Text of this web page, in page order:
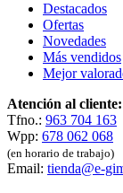
Destacados
Ofertas
Novedades
Más vendidos
Mejor
Atención al cliente:
Tfno.: 963 704 163
Wpp: 678 062 068
(en horario de trabajo)
Email: tienda@e-